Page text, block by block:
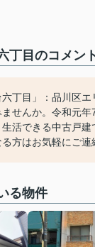
丁目のコメン
六丁目」：品川区
せんか。令和元
活できる中古戸
方はお気軽にご連
る物件